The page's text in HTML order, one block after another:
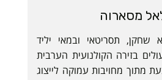
מסארוה
שחקן, תסריטאי ובמאי יליד
בזירה הקולנועית הערבית
מתוך מחויבות עמוקה לייצוג